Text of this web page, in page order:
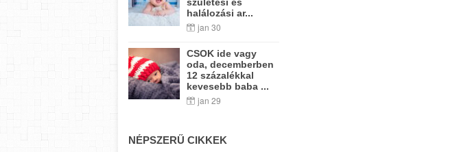
halálozási ar...
jan 30
CSOK ide vagy
oda, decemberben
12 százalékkal
kevesebb baba ...
jan 29
NÉPSZERŰ CIKKEK